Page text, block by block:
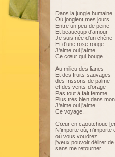
Dans la jungle humaine
Où jonglent mes jours
Entre un peu de peine
Et beaucoup d'amour
Je suis née d'un chêne
Et d'une rose rouge
J'aime oui j'aime
Ce cœur qui bouge.
Au milieu des lianes
Et des fruits sauvages
des frissons de palme
et des vents d'orage
Pas tout à fait femme
Plus très bien dans
J'aime oui j'aime
Ce voyage.
Cœur en caoutchouc
N'importe où, n'importe
où vous voudrez
j'veux pouvoir délirer
sans me retourner